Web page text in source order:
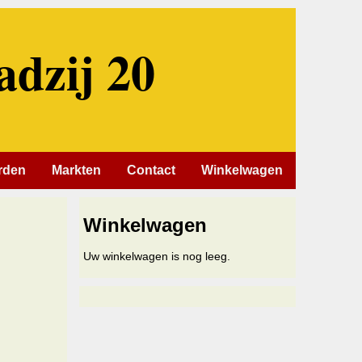
20
Winkelwagen
Contact
Markten
Winkelwagen
Uw winkelwagen is nog leeg.